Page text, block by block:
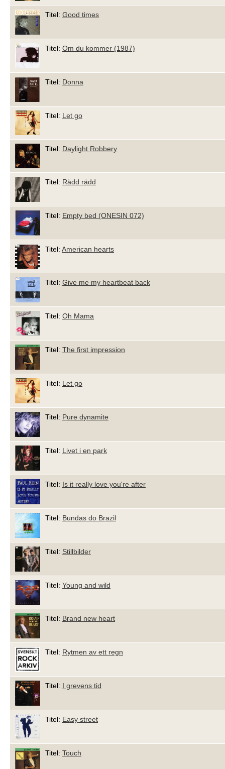
Titel: Good times
Titel: Om du kommer (1987)
Titel: Donna
Titel: Let go
Titel: Daylight Robbery
Titel: Rädd rädd
Titel: Empty bed (ONESIN 072)
Titel: American hearts
Titel: Give me my heartbeat back
Titel: Oh Mama
Titel: The first impression
Titel: Let go
Titel: Pure dynamite
Titel: Livet i en park
Titel: Is it really love you're after
Titel: Bundas do Brazil
Titel: Stillbilder
Titel: Young and wild
Titel: Brand new heart
Titel: Rytmen av ett regn
Titel: I grevens tid
Titel: Easy street
Titel: Touch